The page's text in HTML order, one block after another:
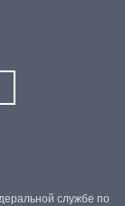
службе по